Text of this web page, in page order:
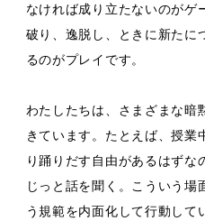
なければ成り立たないのがゲ
破り、逸脱し、ときに新たに
るのがプレイです。
わたしたちは、さまざまな暗
きています。たとえば、授業
り踊りだす自由があるはずな
じっと話を聞く。こういう場
う規範を内面化して行動して